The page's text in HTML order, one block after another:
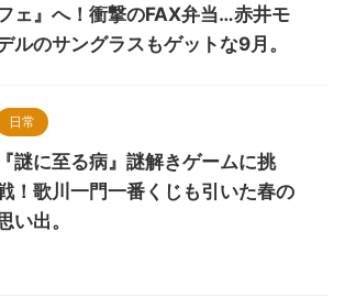
ェ』へ！衝撃のFAX弁当…赤井モ
ルのサングラスもゲットな9月。
日常
『謎に至る病』謎解きゲームに挑
！歌川一門一番くじも引いた春の
い出。